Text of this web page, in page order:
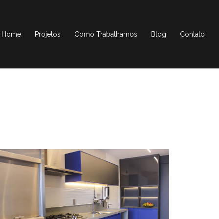
Home Projetos Como Trabalhamos Blog Contato